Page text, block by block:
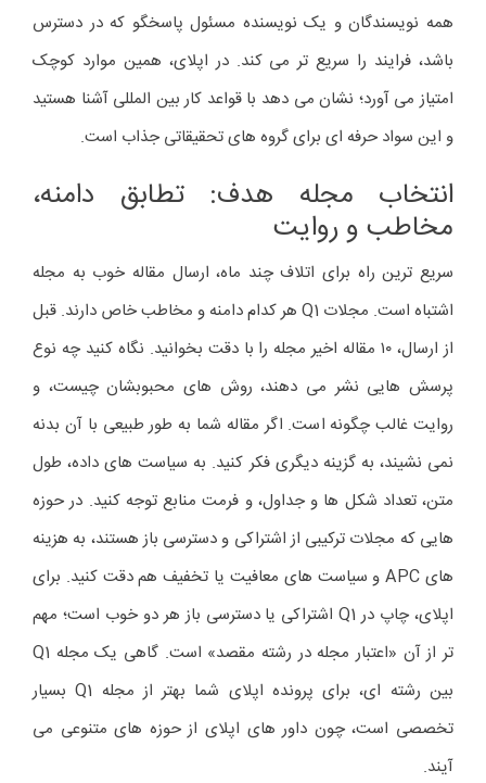
همه نویسندگان و یک نویسنده مسئول پاسخگو که در دسترس
باشد، فرایند را سریع تر می کند. در اپلای، همین موارد کوچک
امتیاز می آورد؛ نشان می دهد با قواعد کار بین المللی آشنا هستید
و این سواد حرفه ای برای گروه های تحقیقاتی جذاب است.
انتخاب مجله هدف: تطابق دامنه،
مخاطب و روایت
سریع ترین راه برای اتلاف چند ماه، ارسال مقاله خوب به مجله
اشتباه است. مجلات Q1 هر کدام دامنه و مخاطب خاص دارند. قبل
از ارسال، ۱۰ مقاله اخیر مجله را با دقت بخوانید. نگاه کنید چه نوع
پرسش هایی نشر می دهند، روش های محبوبشان چیست، و
روایت غالب چگونه است. اگر مقاله شما به طور طبیعی با آن بدنه
نمی نشیند، به گزینه دیگری فکر کنید. به سیاست های داده، طول
متن، تعداد شکل ها و جداول، و فرمت منابع توجه کنید. در حوزه
هایی که مجلات ترکیبی از اشتراکی و دسترسی باز هستند، به هزینه
های APC و سیاست های معافیت یا تخفیف هم دقت کنید. برای
اپلای، چاپ در Q1 اشتراکی یا دسترسی باز هر دو خوب است؛ مهم
تر از آن «اعتبار مجله در رشته مقصد» است. گاهی یک مجله Q1
بین رشته ای، برای پرونده اپلای شما بهتر از مجله Q1 بسیار
تخصصی است، چون داور های اپلای از حوزه های متنوعی می
آیند.